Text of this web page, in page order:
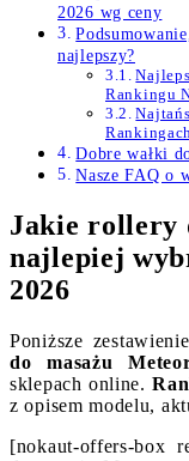
2026 wg ceny
najlepszy?
Rankingu
Dobre wałki
Nasze FAQ o
Jakie rollery
najlepiej
2026
Poniższe
do masażu
sklepach online.
z opisem modelu,
[nokaut-offers-box